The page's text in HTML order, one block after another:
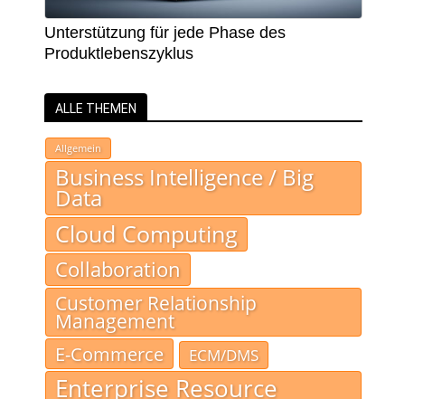
Unterstützung für jede Phase des
Produktlebenszyklus
ALLE THEMEN
Allgemein
Business Intelligence / Big
Data
Cloud Computing
Collaboration
Customer Relationship
Management
E-Commerce
ECM/DMS
Enterprise Resource